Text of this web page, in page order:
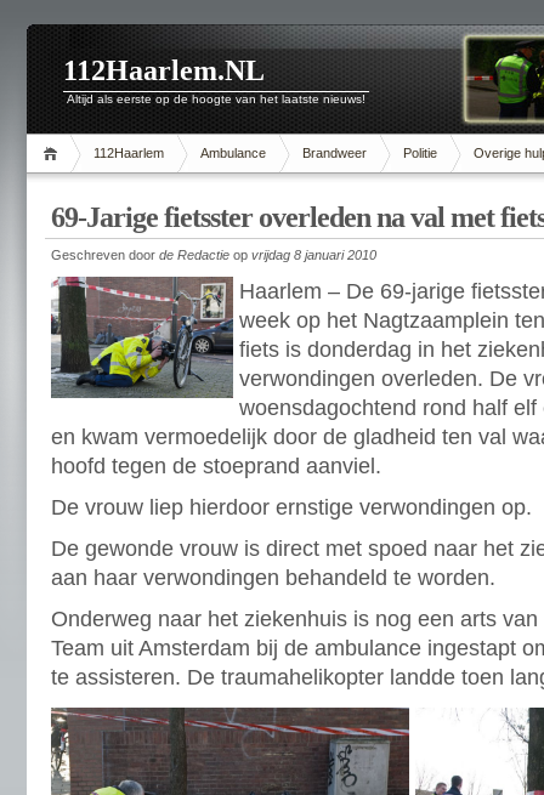
112Haarlem.NL
Altijd als eerste op de hoogte van het laatste nieuws!
112Haarlem Ambulance Brandweer Politie Overige
69-Jarige fietsster overleden na val met
Geschreven door de Redactie op vrijdag 8 januari 2010
Haarlem – De 69-jarige
week op het Nagtzaamplein
fiets is donderdag in het
verwondingen overleden. De
woensdagochtend rond half
en kwam vermoedelijk door de gladheid ten val
hoofd tegen de stoeprand aanviel.
De vrouw liep hierdoor ernstige verwondingen op.
De gewonde vrouw is direct met spoed naar het
aan haar verwondingen behandeld te worden.
Onderweg naar het ziekenhuis is nog een arts
Team uit Amsterdam bij de ambulance ingestapt
te assisteren. De traumahelikopter landde toen